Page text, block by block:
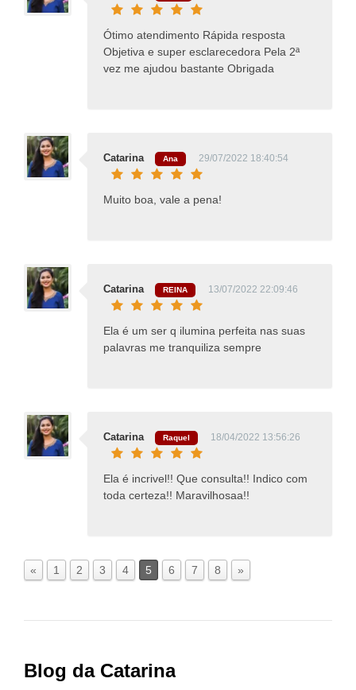
Ótimo atendimento Rápida resposta
Objetiva e super esclarecedora Pela 2ª
vez me ajudou bastante Obrigada
Catarina Ana 29/07/2022 18:40:54
Muito boa, vale a pena!
Catarina REINA 13/07/2022 22:09:46
Ela é um ser q ilumina perfeita nas suas
palavras me tranquiliza sempre
Catarina Raquel 18/04/2022 13:56:26
Ela é incrivel!! Que consulta!! Indico com
toda certeza!! Maravilhosaa!!
« 1 2 3 4 5 6 7 8 »
Blog da Catarina